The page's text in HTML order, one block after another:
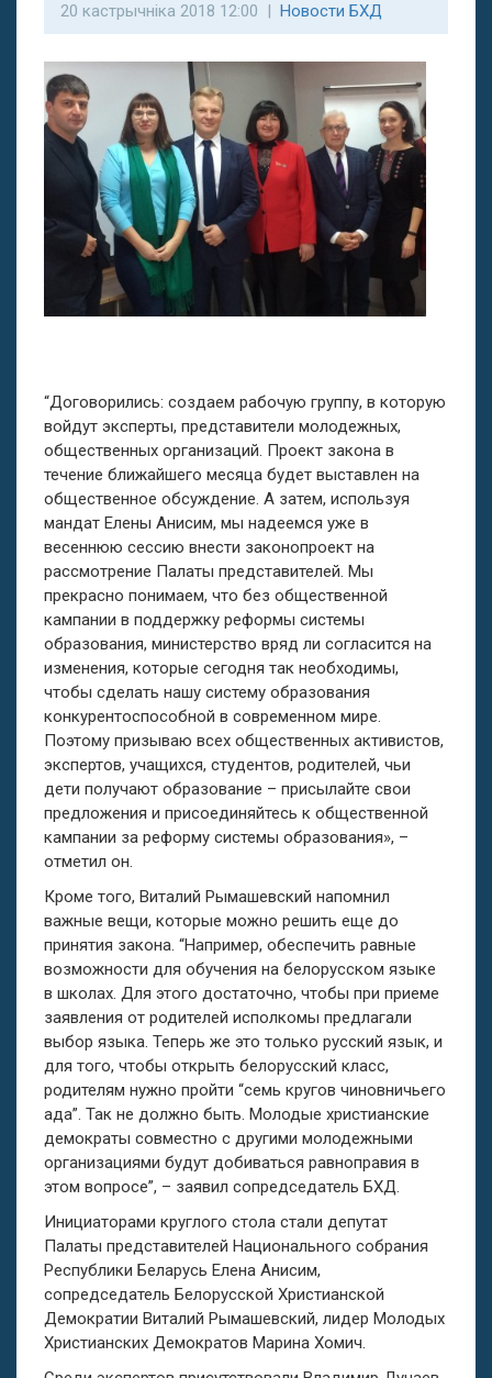
20 кастрычніка 2018 12:00 | Новости БХД
“Договорились: создаем рабочую группу, в которую
войдут эксперты, представители молодежных,
общественных организаций. Проект закона в
течение ближайшего месяца будет выставлен на
общественное обсуждение. А затем, используя
мандат Елены Анисим, мы надеемся уже в
весеннюю сессию внести законопроект на
рассмотрение Палаты представителей. Мы
прекрасно понимаем, что без общественной
кампании в поддержку реформы системы
образования, министерство вряд ли согласится на
изменения, которые сегодня так необходимы,
чтобы сделать нашу систему образования
конкурентоспособной в современном мире.
Поэтому призываю всех общественных активистов,
экспертов, учащихся, студентов, родителей, чьи
дети получают образование – присылайте свои
предложения и присоединяйтесь к общественной
кампании за реформу системы образования», –
отметил он.
Кроме того, Виталий Рымашевский напомнил
важные вещи, которые можно решить еще до
принятия закона. “Например, обеспечить равные
возможности для обучения на белорусском языке
в школах. Для этого достаточно, чтобы при приеме
заявления от родителей исполкомы предлагали
выбор языка. Теперь же это только русский язык, и
для того, чтобы открыть белорусский класс,
родителям нужно пройти “семь кругов чиновничьего
ада”. Так не должно быть. Молодые христианские
демократы совместно с другими молодежными
организациями будут добиваться равноправия в
этом вопросе”, – заявил сопредседатель БХД.
Инициаторами круглого стола стали депутат
Палаты представителей Национального собрания
Республики Беларусь Елена Анисим,
сопредседатель Белорусской Христианской
Демократии Виталий Рымашевский, лидер Молодых
Христианских Демократов Марина Хомич.